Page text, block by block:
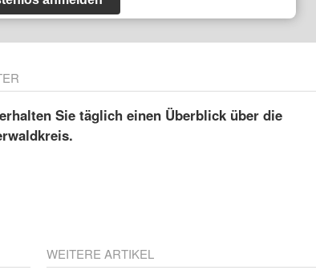
Sie täglich einen Überblick über die
WEITERE ARTIKEL